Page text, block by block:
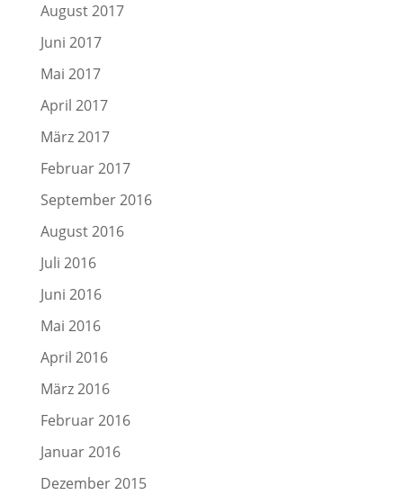
August 2017
Juni 2017
Mai 2017
April 2017
März 2017
Februar 2017
September 2016
August 2016
Juli 2016
Juni 2016
Mai 2016
April 2016
März 2016
Februar 2016
Januar 2016
Dezember 2015